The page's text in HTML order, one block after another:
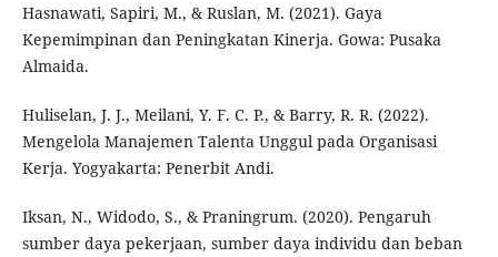
Hasnawati, Sapiri, M., & Ruslan, M. (2021). Gaya
Kepemimpinan dan Peningkatan Kinerja. Gowa: Pusaka
Almaida.
Huliselan, J. J., Meilani, Y. F. C. P., & Barry, R. R. (2022).
Mengelola Manajemen Talenta Unggul pada Organisasi
Kerja. Yogyakarta: Penerbit Andi.
Iksan, N., Widodo, S., & Praningrum. (2020). Pengaruh
sumber daya pekerjaan, sumber daya individu dan beban